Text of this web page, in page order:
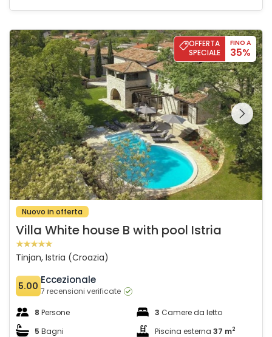
Villa White house B with pool Istria
OFFERTA
SPECIALE
FINO A
35%
Guardate l'intera
galleria sulla
Nuovo in offerta
Villa White house B with pool Istria
Tinjan, Istria (Croazia)
5.00 Eccezionale
7 recensioni verificate
8 Persone 3 Camere da letto
5 Bagni Piscina esterna 37 m2